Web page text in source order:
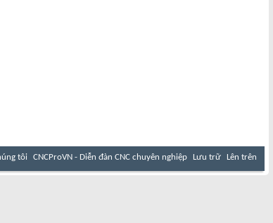
tôi CNCProVN - Diễn đàn CNC chuyên nghiệp Lưu trữ Lên trên